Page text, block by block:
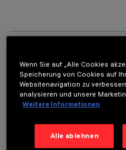
TECHNISCHE
LETZTES UPDATE: 06.08.2026
BESCHREIBUNG
Miniaturisierte, lineare
Wenn Sie auf „Alle Cookies
Speicherung von Cookies auf
Websitenavigation zu
analysieren und unsere
Weitere Informationen
Alle ablehnen